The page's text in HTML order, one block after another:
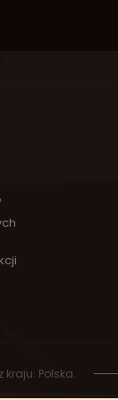
kraju: Polska.